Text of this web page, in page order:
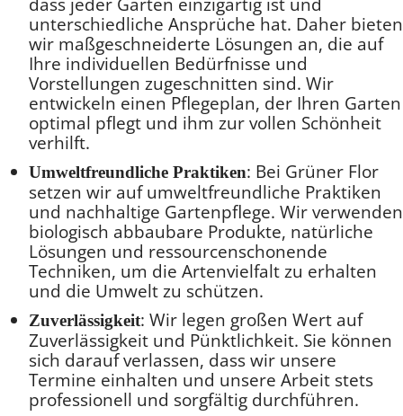
unterschiedliche Ansprüche hat. Daher bieten
wir maßgeschneiderte Lösungen an, die auf
Ihre individuellen Bedürfnisse und
Vorstellungen zugeschnitten sind. Wir
entwickeln einen Pflegeplan, der Ihren Garten
optimal pflegt und ihm zur vollen Schönheit
verhilft.
Umweltfreundliche Praktiken: Bei Grüner Flor
setzen wir auf umweltfreundliche Praktiken
und nachhaltige Gartenpflege. Wir verwenden
biologisch abbaubare Produkte, natürliche
Lösungen und ressourcenschonende
Techniken, um die Artenvielfalt zu erhalten
und die Umwelt zu schützen.
Zuverlässigkeit: Wir legen großen Wert auf
Zuverlässigkeit und Pünktlichkeit. Sie können
sich darauf verlassen, dass wir unsere
Termine einhalten und unsere Arbeit stets
professionell und sorgfältig durchführen.